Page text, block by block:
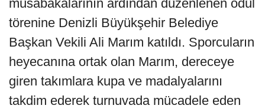
müsabakalarının ardından düzenlenen ödül
törenine Denizli Büyükşehir Belediye
Başkan Vekili Ali Marım katıldı. Sporcuların
heyecanına ortak olan Marım, dereceye
giren takımlara kupa ve madalyalarını
takdim ederek turnuvada mücadele eden